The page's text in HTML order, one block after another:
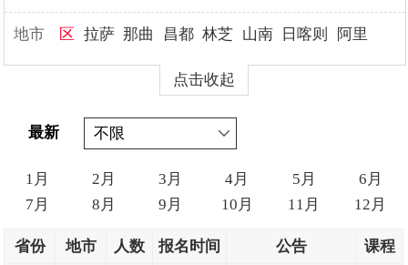
地市 区 拉萨 那曲 昌都 林芝 山南 日喀则 阿里
点击收起
最新
1月 2月 3月 4月 5月
6月
7月
8月 9月 10月 11月 12月
省份 地市 人数 报名时间 公告 课程